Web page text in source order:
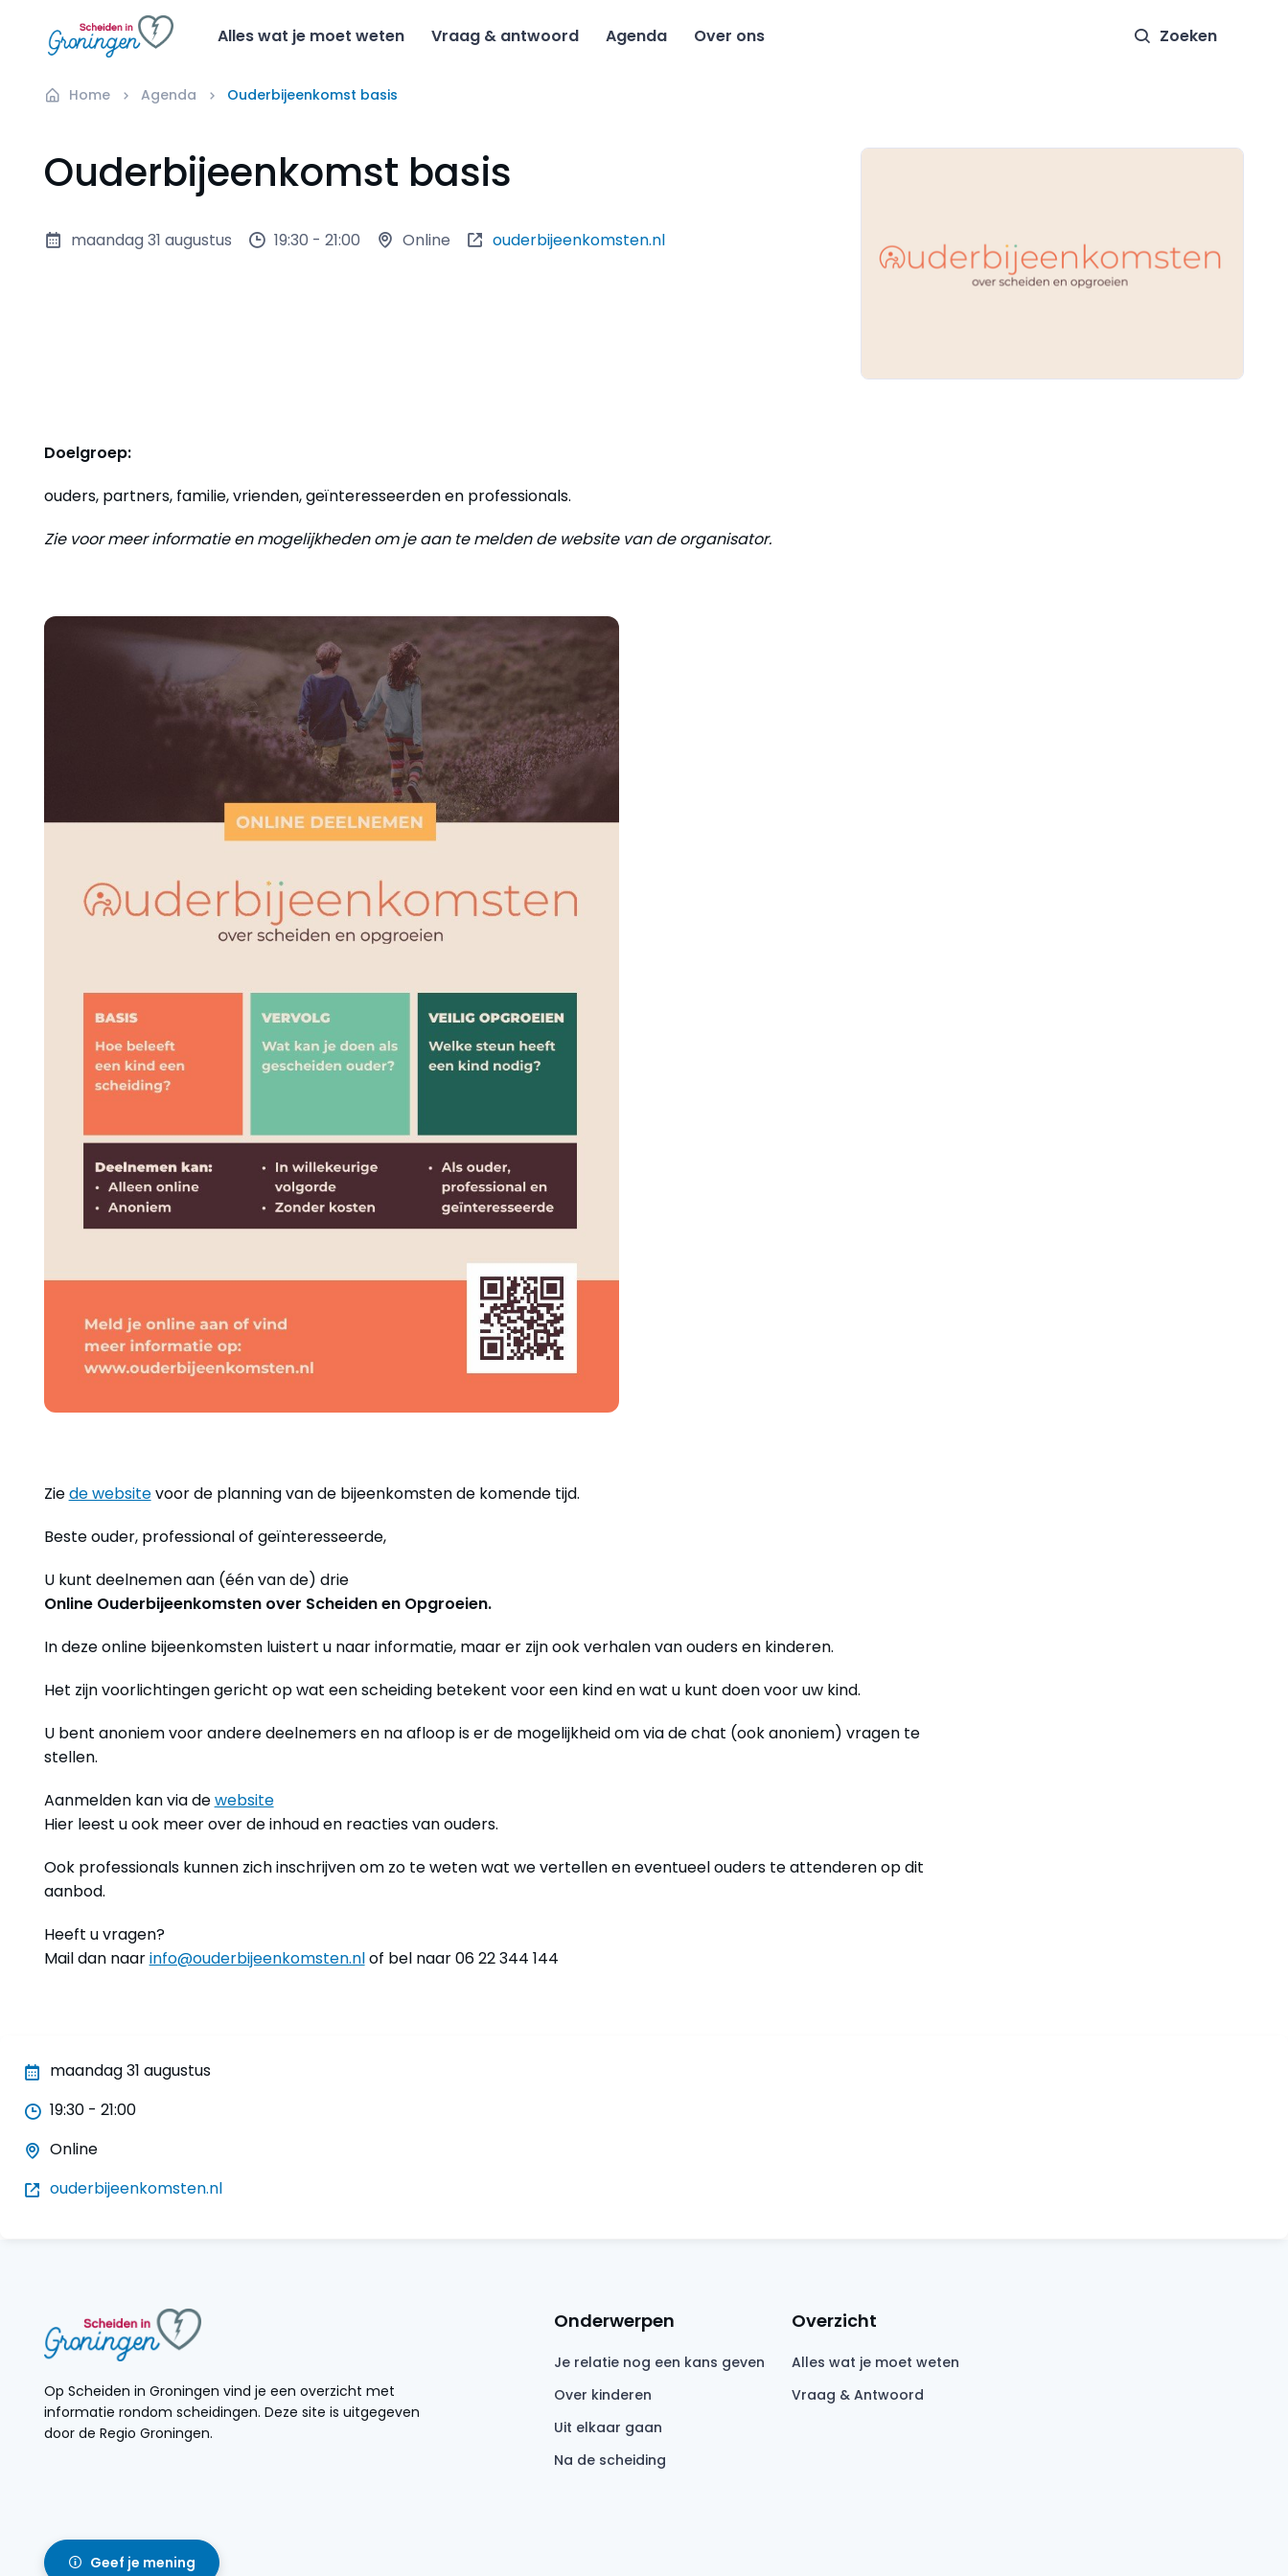
Alles wat je moet weten Vraag & antwoord Agenda Over ons Zoeken
Home Agenda Ouderbijeenkomst basis
Ouderbijeenkomst basis
maandag 31 augustus 19:30 - 21:00 Online ouderbijeenkomsten.nl
Doelgroep:
ouders, partners, familie, vrienden, geïnteresseerden en professionals.
Zie voor meer informatie en mogelijkheden om je aan te melden de website van de organisator.
Ziede websitevoor de planning van de bijeenkomsten de komende tijd.
Beste ouder, professional of geïnteresseerde,
U kunt deelnemen aan (één van de) drie
Online Ouderbijeenkomsten over Scheiden en Opgroeien.
In deze online bijeenkomsten luistert u naar informatie, maar er zijn ook verhalen van ouders en kinderen.
Het zijn voorlichtingen gericht op wat een scheiding betekent voor een kind en wat u kunt doen voor uw kind.
U bent anoniem voor andere deelnemers en na afloop is er de mogelijkheid om via de chat (ook anoniem) vragen te
stellen.
Aanmelden kan via dewebsite
Hier leest u ook meer over de inhoud en reacties van ouders.
Ook professionals kunnen zich inschrijven om zo te weten wat we vertellen en eventueel ouders te attenderen op dit
aanbod.
Heeft u vragen?
Mail dan naarinfo@ouderbijeenkomsten.nlof bel naar 06 22 344 144
maandag 31 augustus
19:30 - 21:00
Online
ouderbijeenkomsten.nl
Op Scheiden in Groningen vind je een overzicht met
informatie rondom scheidingen. Deze site is uitgegeven
door de Regio Groningen.
Onderwerpen
Je relatie nog een kans geven
Over kinderen
Uit elkaar gaan
Na de scheiding
Overzicht
Alles wat je moet weten
Vraag & Antwoord
Geef je mening